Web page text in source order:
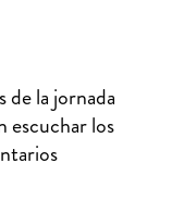
la jornada
escuchar los